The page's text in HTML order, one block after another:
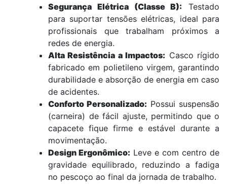
Segurança Elétrica (Classe B): Testado
para suportar tensões elétricas, ideal para
profissionais que trabalham próximos a
redes de energia.
Alta Resistência a Impactos: Casco rígido
fabricado em polietileno virgem, garantindo
durabilidade e absorção de energia em caso
de acidentes.
Conforto Personalizado: Possui suspensão
(carneira) de fácil ajuste, permitindo que o
capacete fique firme e estável durante a
movimentação.
Design Ergonômico: Leve e com centro de
gravidade equilibrado, reduzindo a fadiga
no pescoço ao final da jornada de trabalho.